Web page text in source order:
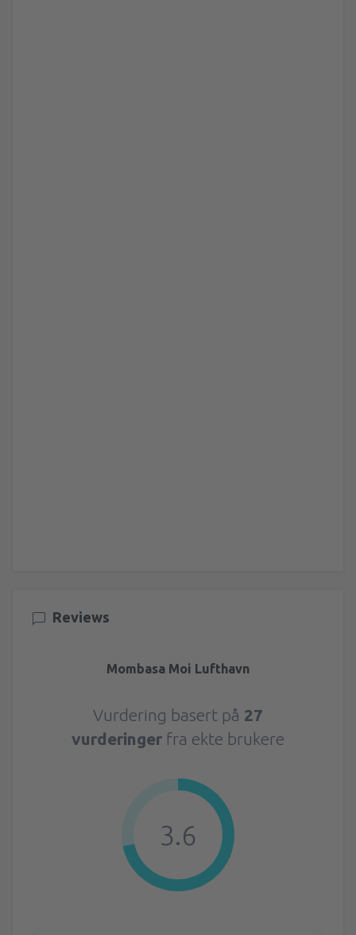
Reviews
Mombasa Moi Lufthavn
Vurdering basert på 27
vurderinger fra ekte brukere
3.6